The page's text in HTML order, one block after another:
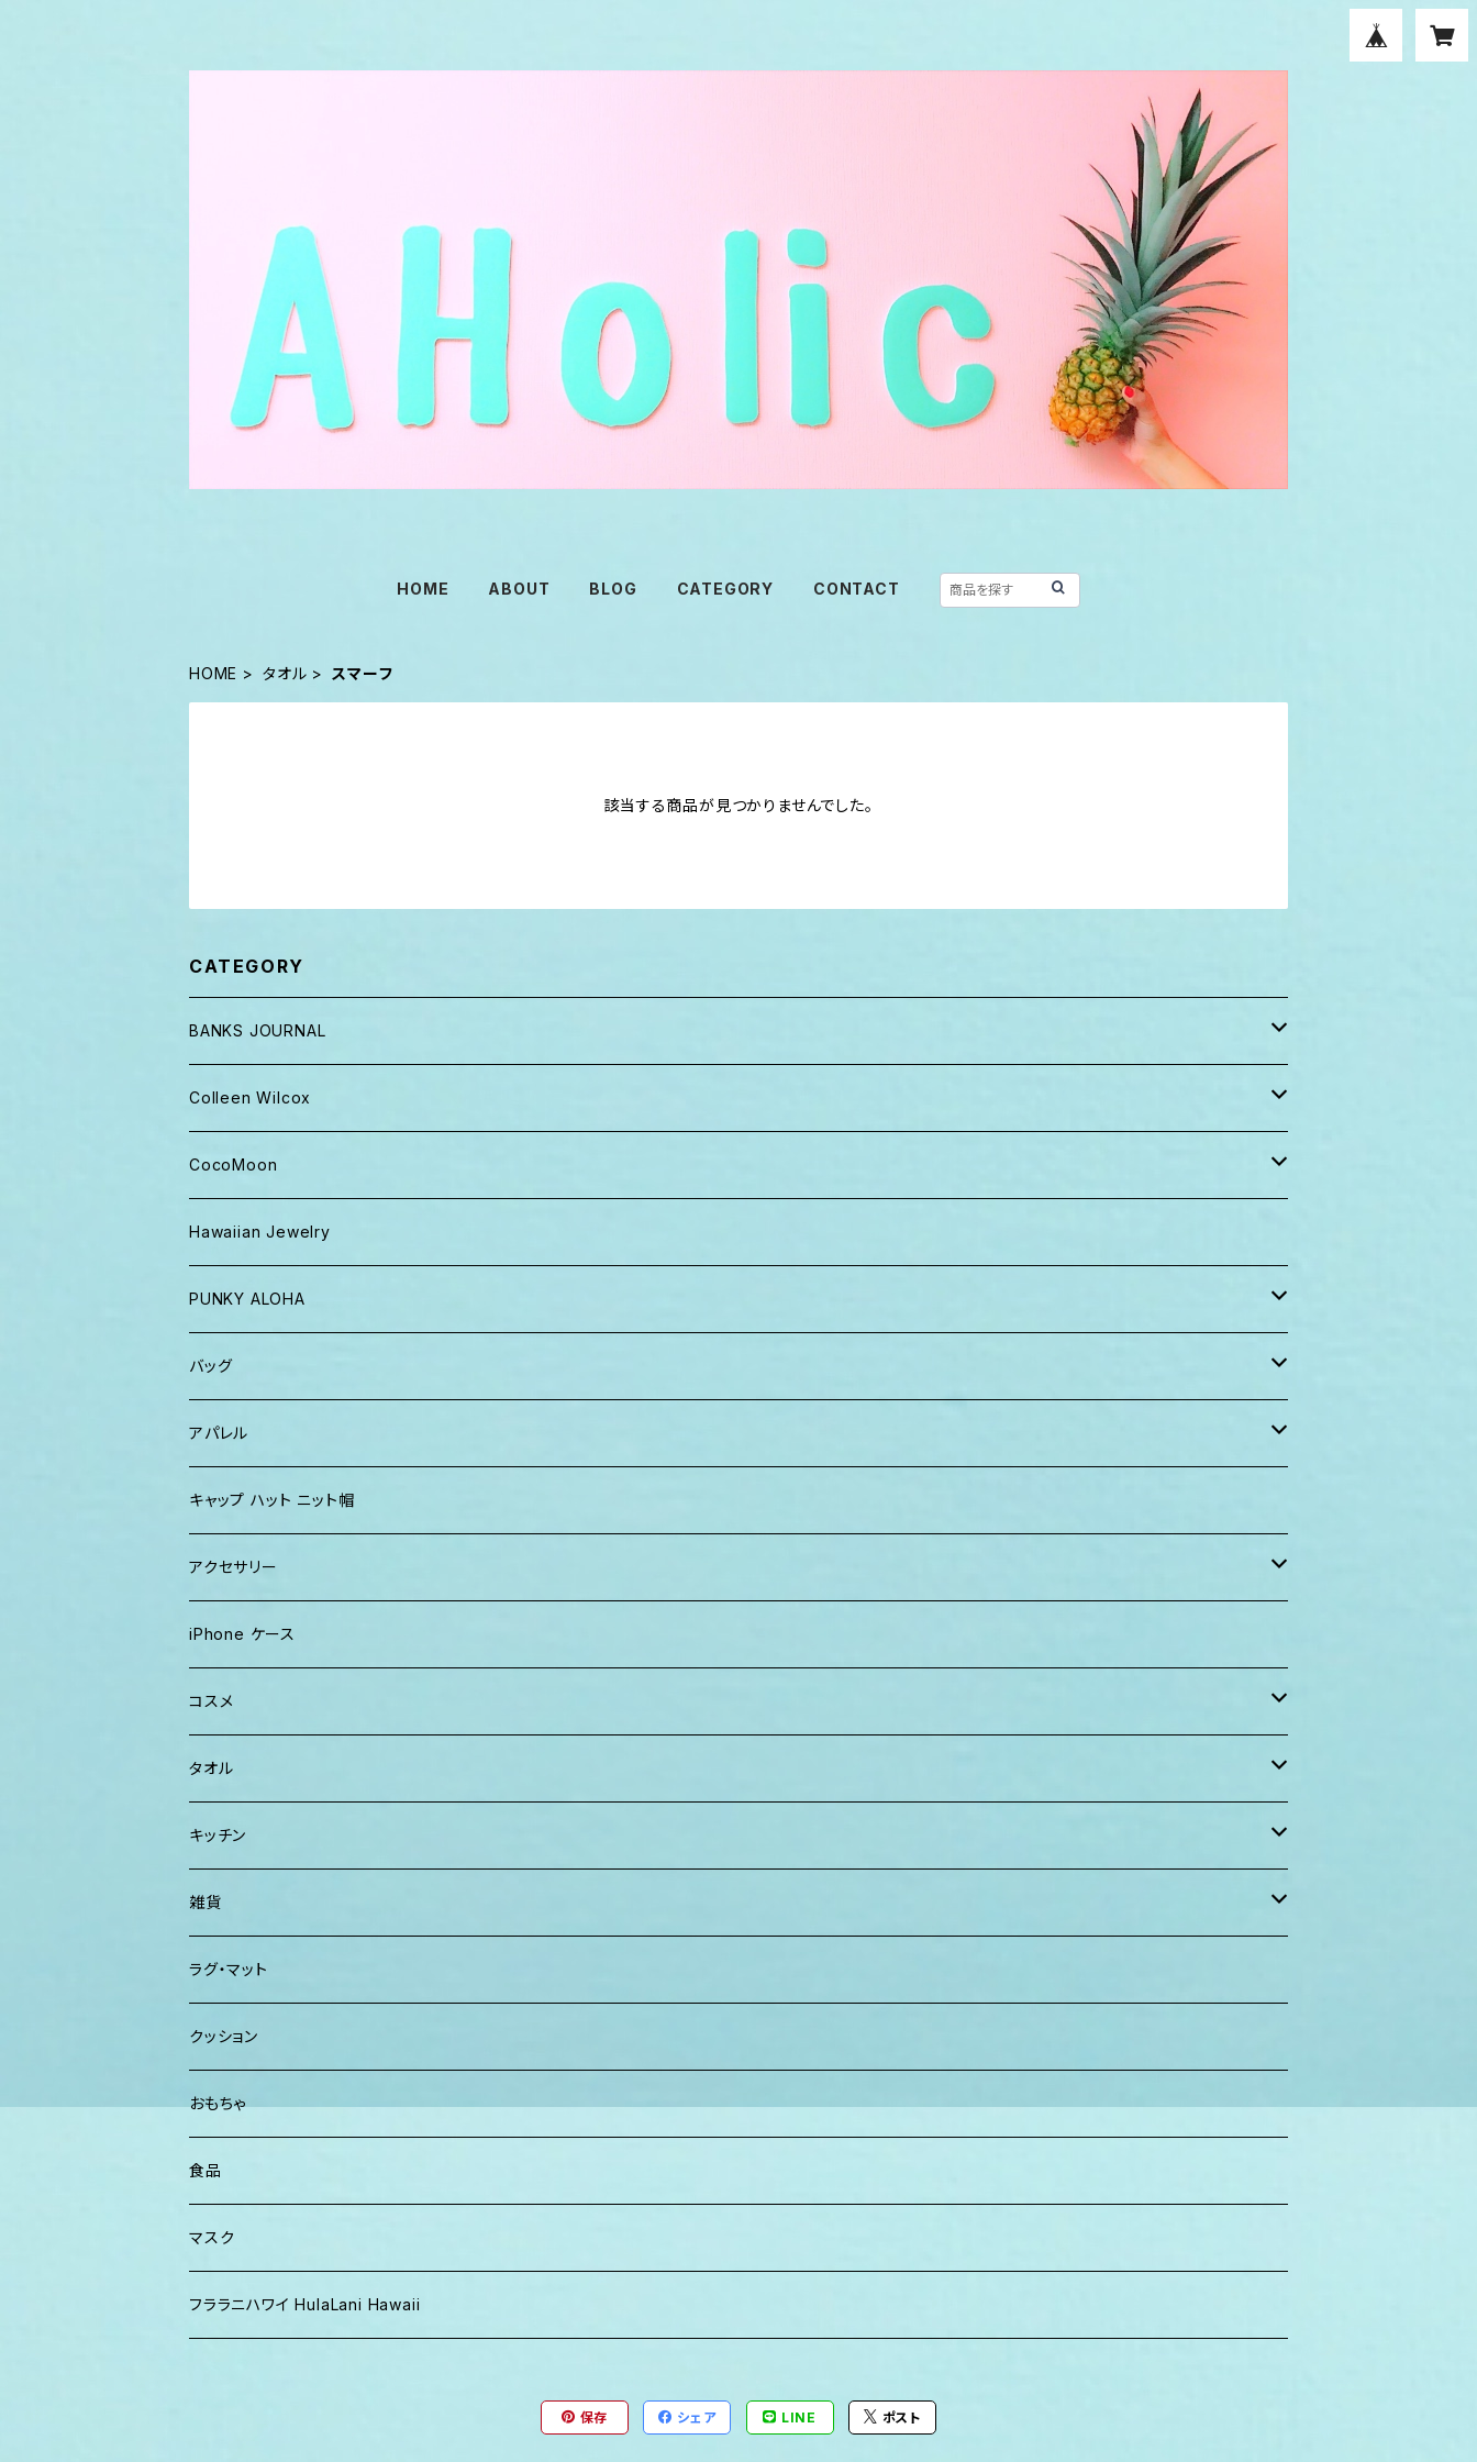
HOME ABOUT BLOG CATEGORY CONTACT
HOME タオル スマーフ
該当する商品が見つかりませんでした。
CATEGORY
BANKS JOURNAL
キャップ ニット帽
パンツ
Tシャツ、ロンT
半袖シャツ
ショーツ、短パン
パーカー、スウェット
Colleen Wilcox
ポーチ
バッグ
iPhoneケース
その他
タオル
CocoMoon
おくるみ
おくるみ&スタイ ギフト
マスク
ガウン&帽子セット
Hawaiian Jewelry
PUNKY ALOHA
トートバッグ・ポーチ
ハンカチタオル
ワンピース
バッグ
ポーチ
巾着バッグ
トートバッグ
2WAYバッグ
マルシェバッグ
ボストンバッグ
ショルダー
クラッチバッグ
アパレル
キッズ
キャップ
Tシャツ
レディース
ソックス
マキシワンピ、スカート
パンツ
パーカー、スウェット
メンズ
Tシャツ ロンT
カジュアルシャツ
キャップ ハット ニット帽
アクセサリー
Lani Hawaii Jewelry
Foterra Jewelry
AHolic Handmade
vividy
iPhone ケース
コスメ
BLOSSOM
KULA HERBS
ISLAND BATH & BODY
Maui Mike's
TERRANOVA
タオル
スマーフ
ハンドタオル、ハンカチタオル
キッチン
California Surf Supply
スマーフ
雑貨
ディフューザー
ラグ・マット
クッション
おもちゃ
食品
マスク
フララニハワイ HulaLani Hawaii
保存 シェア LINE ポスト